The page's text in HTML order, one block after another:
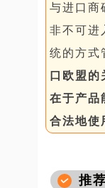
与进口商
非不可进
统的方式
口欧盟的
在于产品
合法地使
推